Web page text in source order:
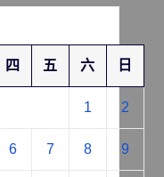
四 五 六 日
1 2
6 7 8 9